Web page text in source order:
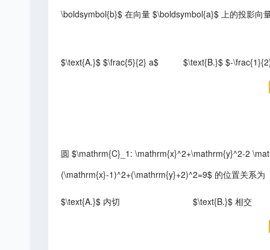
\boldsymbol{b}$ 在向量 $\boldsymbol{a}$ 上的投影向
$\text{A.}$ $\frac{5}{2} a$ $\text{B.}$ $-
圆 $\mathrm{C}_1: \mathrm{x}^2+\mathrm{y}^2-2
(\mathrm{x}-1)^2+(\mathrm{y}+2)^2=9$ 的位置关系为
$\text{A.}$ 内切 $\text{B.}$ 相交